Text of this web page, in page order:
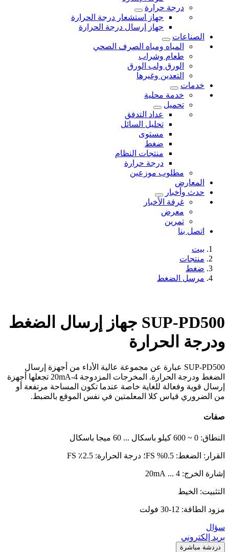
درجة حرارة
جهاز استشعار درجة الحرارة
جهاز إرسال درجة الحرارة
الصناعات
المياه ومياه الصرف الصحي
طعام وشراب
الورق ولب الورق
التعدين وغيرها
خدمات
خدمة محلية
تحميل
عداد التدفق
تحليل السائل
مستوى
ضغط
منتجات النظام
درجة حرارة
مطلوب موزعين
المعارض
حدث وأخبار
غرفة الأخبار
معرض
تمرين
اتصل بنا
بيت
منتجات
ضغط
مرسل الضغط
SUP-PD500 جهاز إرسال الضغط
ودرجة الحرارة
SUP-PD500 عبارة عن مجموعة عالية الأداء من أجهزة إرسال
الضغط ودرجة الحرارة. المخرجات المزدوجة 4-20mA تجعلها أجهزة
إرسال قوية وفعالة للغاية خاصة عندما تكون المساحة مرتفعة أو
من الضروري قياس كلا المعلمتين في نفس الموقع بالضبط.
صفات
النطاق: 0 ~ 600 كيلو باسكال ... 60 ميجا باسكال
القرار: الضغط: 0.5% FS؛ درجة الحرارة: 2.5٪ FS
إشارة الخرج: 4 ... 20mA
التثبيت: الخيط
مزود الطاقة: 12-30 فولت
سؤال
بريد إلكتروني
دردشة مباشرة